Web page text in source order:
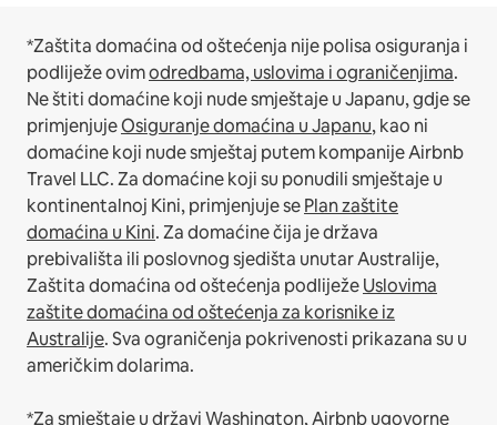
*Zaštita domaćina od oštećenja nije polisa osiguranja i
podliježe ovimodredbama, uslovima i ograničenjima.
Ne štiti domaćine koji nude smještaje u Japanu, gdje se
primjenjujeOsiguranje domaćina u Japanu, kao ni
domaćine koji nude smještaj putem kompanije Airbnb
Travel LLC.Za domaćine koji su ponudili smještaje u
kontinentalnoj Kini, primjenjuje sePlan zaštite
domaćina u Kini.Za domaćine čija je država
prebivališta ili poslovnog sjedišta unutar Australije,
Zaštita domaćina od oštećenja podliježeUslovima
zaštite domaćina od oštećenja za korisnike iz
Australije. Sva ograničenja pokrivenosti prikazana su u
američkim dolarima.
*Za smještaje u državi Washington, Airbnb ugovorne